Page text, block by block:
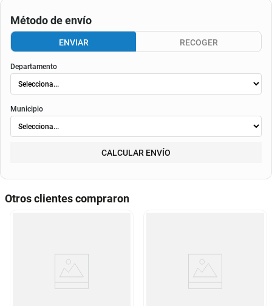
Método de envío
ENVIAR RECOGER
Departamento
Municipio
CALCULAR ENVÍO
Otros clientes compraron